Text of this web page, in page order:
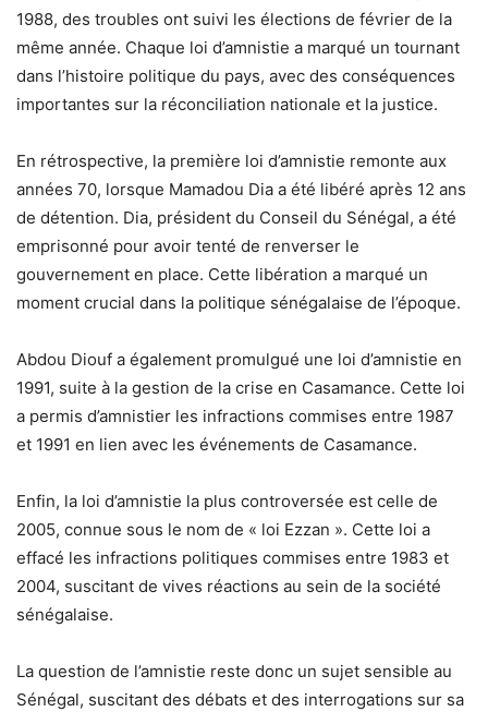
1988, des troubles ont suivi les élections de février de la
même année. Chaque loi d’amnistie a marqué un tournant
dans l’histoire politique du pays, avec des conséquences
importantes sur la réconciliation nationale et la justice.
En rétrospective, la première loi d’amnistie remonte aux
années 70, lorsque Mamadou Dia a été libéré après 12 ans
de détention. Dia, président du Conseil du Sénégal, a été
emprisonné pour avoir tenté de renverser le
gouvernement en place. Cette libération a marqué un
moment crucial dans la politique sénégalaise de l’époque.
Abdou Diouf a également promulgué une loi d’amnistie en
1991, suite à la gestion de la crise en Casamance. Cette loi
a permis d’amnistier les infractions commises entre 1987
et 1991 en lien avec les événements de Casamance.
Enfin, la loi d’amnistie la plus controversée est celle de
2005, connue sous le nom de « loi Ezzan ». Cette loi a
effacé les infractions politiques commises entre 1983 et
2004, suscitant de vives réactions au sein de la société
sénégalaise.
La question de l’amnistie reste donc un sujet sensible au
Sénégal, suscitant des débats et des interrogations sur sa